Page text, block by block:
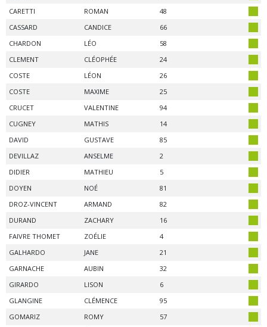
CARETTI
ROMAN
48
CASSARD
CANDICE
66
CHARDON
LÉO
58
CLEMENT
CLÉOPHÉE
24
COSTE
LÉON
26
COSTE
MAXIME
25
CRUCET
VALENTINE
94
CUGNEY
MATHIS
14
DAVID
GUSTAVE
85
DEVILLAZ
ANSELME
2
DIDIER
MATHIEU
5
DOYEN
NOÉ
81
DROZ-VINCENT
ARMAND
82
DURAND
ZACHARY
16
FAIVRE THOMET
ZOÉLIE
4
GALHARDO
JANE
21
GARNACHE
AUBIN
32
GIRARDO
LISON
6
GLANGINE
CLÉMENCE
95
GOMARIZ
ROMY
57